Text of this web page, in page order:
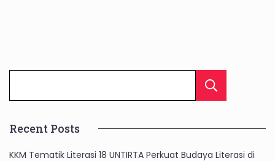
Recent Posts
KKM Tematik Literasi 18 UNTIRTA Perkuat Budaya Literasi di